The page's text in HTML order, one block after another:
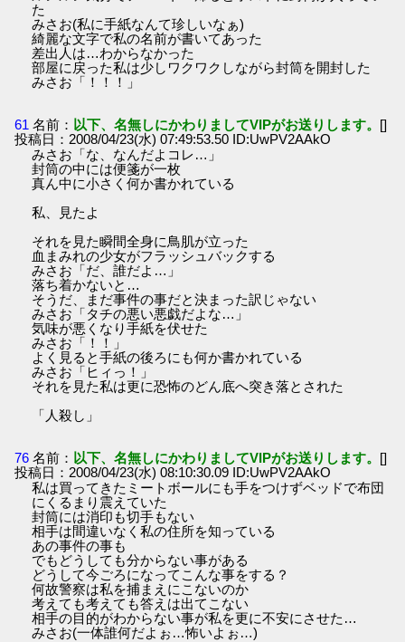
た
みさお(私に手紙なんて珍しいなぁ)
綺麗な文字で私の名前が書いてあった
差出人は…わからなかった
部屋に戻った私は少しワクワクしながら封筒を開封した
みさお「！！！」
61 名前： 以下、名無しにかわりましてVIPがお送りします。 []
投稿日：2008/04/23(水) 07:49:53.50 ID:UwPV2AAkO
みさお「な、なんだよコレ…」
封筒の中には便箋が一枚
真ん中に小さく何か書かれている
私、見たよ
それを見た瞬間全身に鳥肌が立った
血まみれの少女がフラッシュバックする
みさお「だ、誰だよ…」
落ち着かないと…
そうだ、まだ事件の事だと決まった訳じゃない
みさお「タチの悪い悪戯だよな…」
気味が悪くなり手紙を伏せた
みさお「！！」
よく見ると手紙の後ろにも何か書かれている
みさお「ヒィっ！」
それを見た私は更に恐怖のどん底へ突き落とされた
「人殺し」
76 名前： 以下、名無しにかわりましてVIPがお送りします。 []
投稿日：2008/04/23(水) 08:10:30.09 ID:UwPV2AAkO
私は買ってきたミートボールにも手をつけずベッドで布団
にくるまり震えていた
封筒には消印も切手もない
相手は間違いなく私の住所を知っている
あの事件の事も
でもどうしても分からない事がある
どうして今ごろになってこんな事をする？
何故警察は私を捕まえにこないのか
考えても考えても答えは出てこない
相手の目的がわからない事が私を更に不安にさせた…
みさお(一体誰何だよぉ…怖いよぉ…)